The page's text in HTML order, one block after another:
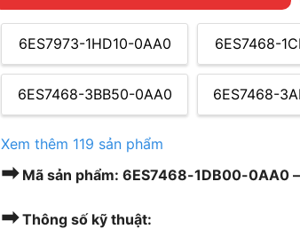
6ES7973-1HD10-0AA0 6ES7468-
6ES7468-3BB50-0AA0 6ES7468-
Xem thêm 119 sản phẩm
➡Mã sản phẩm: 6ES7468-1DB00-0AA0
➡Thông số kỹ thuật: